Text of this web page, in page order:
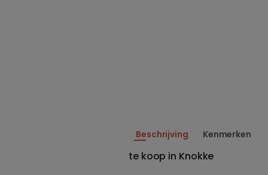
Beschrijving Kenmerken
te koop in Knokke